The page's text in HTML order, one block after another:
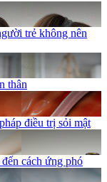
trẻ không nên
thân
điều trị sỏi mật
cách ứng phó